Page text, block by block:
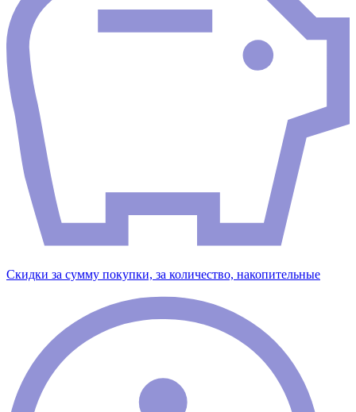
Скидки за сумму покупки, за количество, накопительные